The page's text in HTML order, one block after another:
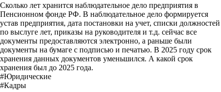
Сколько лет хранится наблюдательное дело предприятия в
Пенсионном фонде РФ. В наблюдательное дело формируется
устав предприятия, дата постановки на учет, списки должностей
по выслуге лет, приказы на руководителя и т.д. сейчас все
документы предоставляются электронно, а раньше были
документы на бумаге с подписью и печатью. В 2025 году срок
хранения данных документов уменьшился. А какой срок
хранения был до 2025 года.
#Юридические
#Кадры